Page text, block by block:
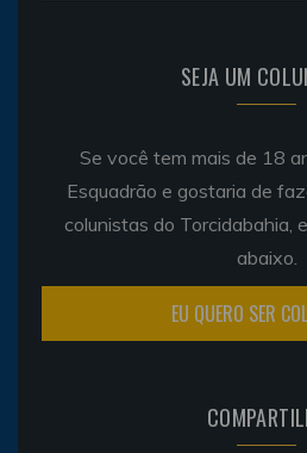
SEJA UM
Se você tem mais de 18
Esquadrão e gostaria de
colunistas do Torcidabahia,
abaixo.
EU QUERO SER